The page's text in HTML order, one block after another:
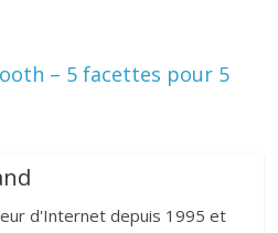
– 5 facettes pour 5
d'Internet depuis 1995 et